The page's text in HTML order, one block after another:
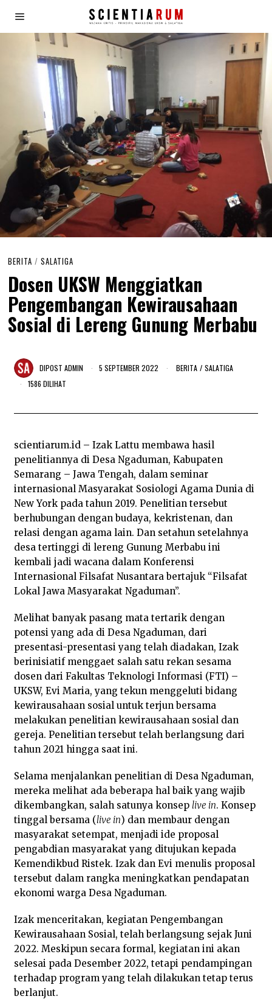
BERITA / SALATIGA
Dosen UKSW Menggiatkan
Pengembangan Kewirausahaan
Sosial di Lereng Gunung Merbabu
DIPOST ADMIN 5 SEPTEMBER 2022
E
E
R
2
0
2
2
BERITA / SALATIGA
1586 DILIHAT
scientiarum.id – Izak Lattu membawa hasil
penelitiannya di Desa Ngaduman, Kabupaten
Semarang – Jawa Tengah, dalam seminar
internasional Masyarakat Sosiologi Agama Dunia di
New York pada tahun 2019. Penelitian tersebut
berhubungan dengan budaya, kekristenan, dan
relasi dengan agama lain. Dan setahun setelahnya
desa tertinggi di lereng Gunung Merbabu ini
kembali jadi wacana dalam Konferensi
Internasional Filsafat Nusantara bertajuk “Filsafat
Lokal Jawa Masyarakat Ngaduman”.
Melihat banyak pasang mata tertarik dengan
potensi yang ada di Desa Ngaduman, dari
presentasi-presentasi yang telah diadakan, Izak
berinisiatif menggaet salah satu rekan sesama
dosen dari Fakultas Teknologi Informasi (FTI) –
UKSW, Evi Maria, yang tekun menggeluti bidang
kewirausahaan sosial untuk terjun bersama
melakukan penelitian kewirausahaan sosial dan
gereja. Penelitian tersebut telah berlangsung dari
tahun 2021 hingga saat ini.
Selama menjalankan penelitian di Desa Ngaduman,
mereka melihat ada beberapa hal baik yang wajib
dikembangkan, salah satunya konsep live in. Konsep
tinggal bersama (live in) dan membaur dengan
masyarakat setempat, menjadi ide proposal
pengabdian masyarakat yang ditujukan kepada
Kemendikbud Ristek. Izak dan Evi menulis proposal
tersebut dalam rangka meningkatkan pendapatan
ekonomi warga Desa Ngaduman.
Izak menceritakan, kegiatan Pengembangan
Kewirausahaan Sosial, telah berlangsung sejak Juni
2022. Meskipun secara formal, kegiatan ini akan
selesai pada Desember 2022, tetapi pendampingan
terhadap program yang telah dilakukan tetap terus
berlanjut.